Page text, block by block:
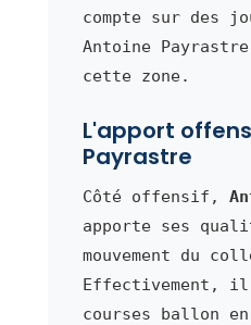
compte sur des
Antoine
cette zone.
L'apport
Payrastre
Côté offensif,
apporte ses
mouvement du
Effectivement,
courses ballon